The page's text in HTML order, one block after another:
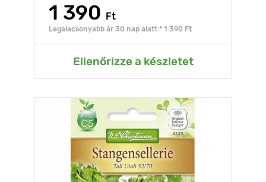
1 390 Ft
Legalacsonyabb ár 30 nap alatt:* 1 390 Ft
Ellenőrizze a készletet